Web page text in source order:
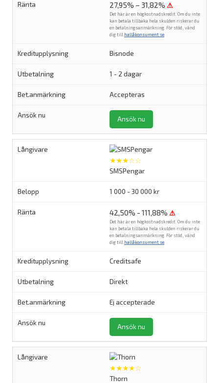
27,95% – 31,82% ⚠
Det här är en högkostnadskredit. Om du inte
kan betala tillbaka hela skulden riskerar du
en betalningsanmärkning. För stöd, vänd
dig till hallåkonsument.se
Bisnode
1 - 2 dagar
Accepteras
Ansök nu
★★★☆☆
SMSPengar
1 000 - 30 000 kr
42,50% - 111,88% ⚠
Det här är en högkostnadskredit. Om du inte
kan betala tillbaka hela skulden riskerar du
en betalningsanmärkning. För stöd, vänd
dig till hallåkonsument.se
Creditsafe
Direkt
Ej accepterade
Ansök nu
★★★★☆
Thorn